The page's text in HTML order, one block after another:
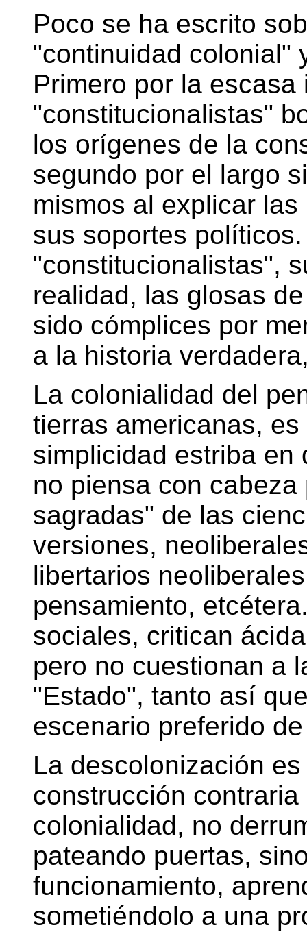
Poco se ha escrito
"continuidad colonial"
Primero por la
"constitucionalistas"
los orígenes de la
segundo por el largo
mismos al explicar
sus soportes
"constitucionalistas",
realidad, las glosas
sido cómplices por
a la historia
La colonialidad del
tierras americanas,
simplicidad estriba en
no piensa con
sagradas" de las
versiones,
libertarios
pensamiento,
sociales, critican
pero no cuestionan a
"Estado", tanto así
escenario preferido
La descolonización
construcción
colonialidad, no
pateando puertas,
funcionamiento,
sometiéndolo a una